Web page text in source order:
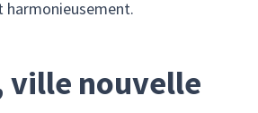
harmonieusement.
ville nouvelle